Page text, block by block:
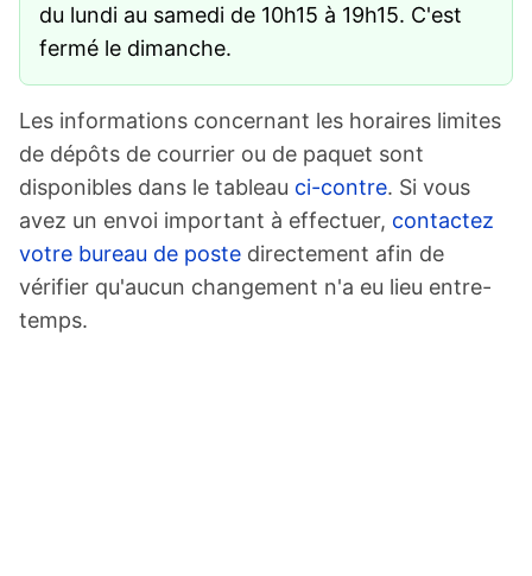
du lundi au samedi de 10h15 à 19h15. C'est
fermé le dimanche.
Les informations concernant les horaires limites
de dépôts de courrier ou de paquet sont
disponibles dans le tableau ci-contre. Si vous
avez un envoi important à effectuer, contactez
votre bureau de poste directement afin de
vérifier qu'aucun changement n'a eu lieu entre-
temps.